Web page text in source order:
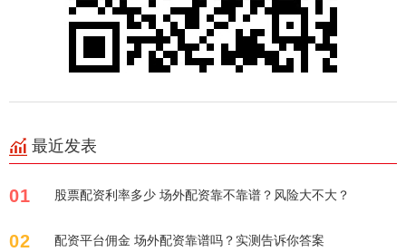
最近发表
01 股票配资利率多少 场外配资靠不靠谱？风险大不大？
02 配资平台佣金 场外配资靠谱吗？实测告诉你答案